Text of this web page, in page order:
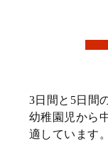
3日間と5日間
幼稚園児から
適しています。